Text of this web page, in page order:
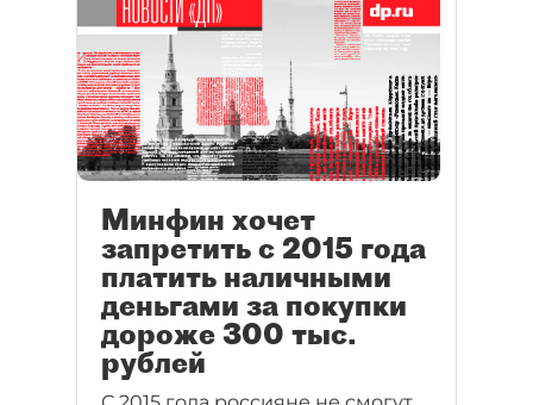
Минфин хочет
запретить с 2015 года
платить наличными
деньгами за покупки
дороже 300 тыс.
рублей